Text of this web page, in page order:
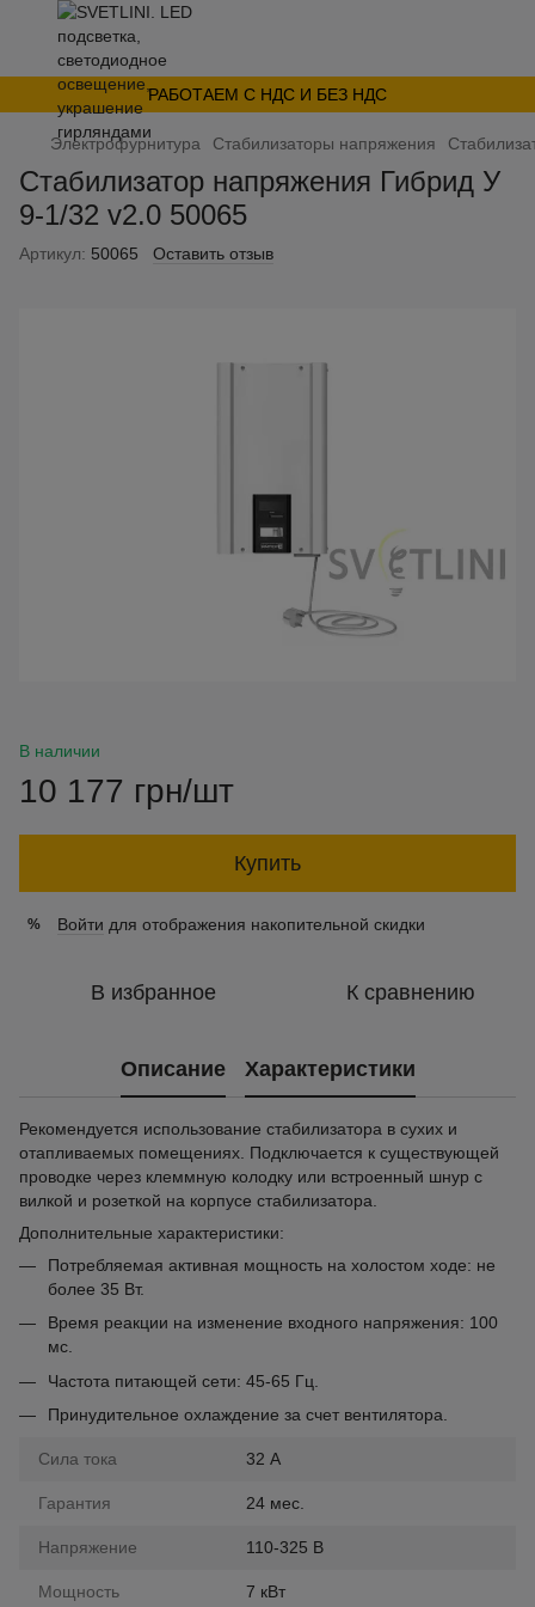
РАБОТАЕМ С НДС И БЕЗ НДС
Электрофурнитура Стабилизаторы напряжения
Стабилизатор напряжения Гибрид У
9-1/32 v2.0 50065
Артикул: 50065 Оставить отзыв
В наличии
10 177 грн/шт
Купить
% Войти для отображения накопительной скидки
В избранное К сравнению
Описание Характеристики
Рекомендуется использование стабилизатора в сухих и
отапливаемых помещениях. Подключается к существующей
проводке через клеммную колодку или встроенный шнур с
вилкой и розеткой на корпусе стабилизатора.
Дополнительные характеристики:
Потребляемая активная мощность на холостом ходе: не
более 35 Вт.
Время реакции на изменение входного напряжения: 100
мс.
Частота питающей сети: 45-65 Гц.
Принудительное охлаждение за счет вентилятора.
Сила тока 32 А
Гарантия 24 мес.
Напряжение 110-325 В
Мощность 7 кВт